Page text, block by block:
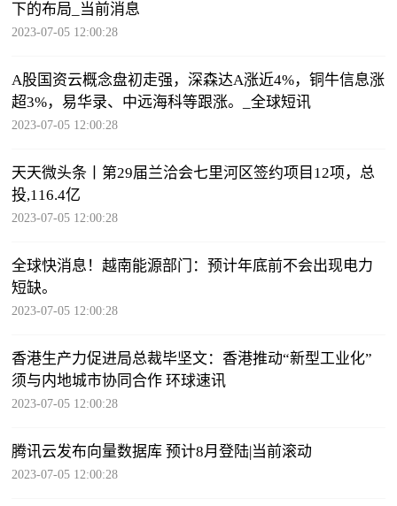
下的布局_当前消息
2023-07-05 12:00:28
A股国资云概念盘初走强，深森达A涨近4%，铜牛信息涨
超3%，易华录、中远海科等跟涨。_全球短讯
2023-07-05 12:00:28
天天微头条丨第29届兰洽会七里河区签约项目12项，总
投,116.4亿
2023-07-05 12:00:28
全球快消息！越南能源部门：预计年底前不会出现电力
短缺。
2023-07-05 12:00:28
香港生产力促进局总裁毕坚文：香港推动“新型工业化”
须与内地城市协同合作 环球速讯
2023-07-05 12:00:28
腾讯云发布向量数据库 预计8月登陆|当前滚动
2023-07-05 12:00:28